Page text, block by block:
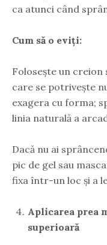
ca atunci când
Cum să o eviți:
Folosește un
care se potrivește
exagera cu forma;
linia naturală a
Dacă nu ai
pic de gel sau
fixa într-un loc și a
Aplicarea prea
superioară